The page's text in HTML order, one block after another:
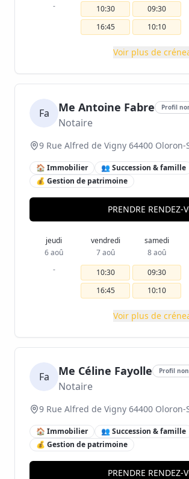
-
10:30
16:45
09:30
10:10
Voir plus de
Fa Me Antoine Fabre Profil
Notaire
9 Rue Alfred de Vigny 64400
🏠 Immobilier 👥 Succession & famille
💰 Gestion de patrimoine
PRENDRE RENDEZ-
jeudi
6 aoû
-
vendredi
7 aoû
10:30
16:45
samedi
8 aoû
09:30
10:10
Voir plus de
Fa Me Céline Fayolle Profil
Notaire
9 Rue Alfred de Vigny 64400
🏠 Immobilier 👥 Succession & famille
💰 Gestion de patrimoine
PRENDRE RENDEZ-